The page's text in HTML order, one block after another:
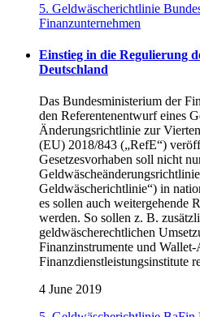
5. Geldwäscherichtlinie
Finanzunternehmen
Einstieg in die Regulierung
Deutschland
Das Bundesministerium der
den Referentenentwurf eines
Änderungsrichtlinie zur
(EU) 2018/843 („RefE“)
Gesetzesvorhaben soll nicht
Geldwäscherichtlinie“) in
es sollen auch weitergehende
werden. So sollen z. B.
geldwäscherechtlichen
Finanzinstrumente und Wallet-
Finanzdienstleistungsinstitute
4 June 2019